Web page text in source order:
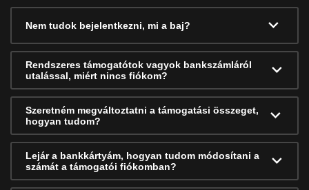
Nem tudok bejelentkezni, mi a baj?
Rendszeres támogatótok vagyok bankszámláról
utalással, miért nincs fiókom?
Szeretném megváltoztatni a támogatási összeget,
hogyan tudom?
Lejár a bankkártyám, hogyan tudom módosítani a
számát a támogatói fiókomban?